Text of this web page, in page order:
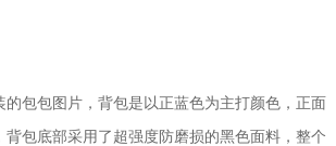
的包包图片，背包是以正蓝色为主打颜色，正面
背包底部采用了超强度防磨损的黑色面料，整个